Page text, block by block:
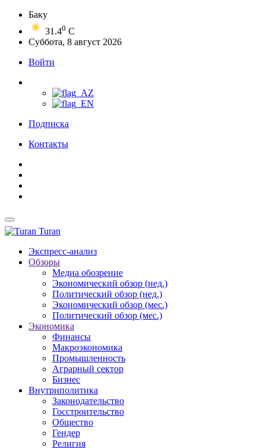
Баку
31.40 C
Суббота, 8 август 2026
Войти
Подписка
Контакты
Turan
Экспресс-анализ
Обзоры
Медиа обозрение
Экономический обзор (нед.)
Политический обзор (нед.)
Экономический обзор (мес.)
Политический обзор (мес.)
Экономика
Финансы
Макроэкономика
Промышленность
Аграрный сектор
Бизнес
Внутриполитика
Законодательство
Госстроительство
Общество
Гендер
Религия